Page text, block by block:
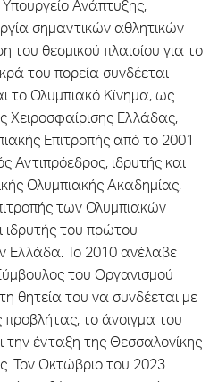
Ανάπτυξης,
σημαντικών αθλητικών
θεσμικού πλαισίου για το
του πορεία συνδέεται
το Ολυμπιακό Κίνημα, ως
Χειροσφαίρισης Ελλάδας,
Επιτροπής από το 2001
Αντιπρόεδρος, ιδρυτής και
Ολυμπιακής Ακαδημίας,
των Ολυμπιακών
του πρώτου
Ελλάδα. Το 2010 ανέλαβε
του Οργανισμού
θητεία του να συνδέεται με
το άνοιγμα του
την ένταξη της Θεσσαλονίκης
Τον Οκτώβριο του 2023